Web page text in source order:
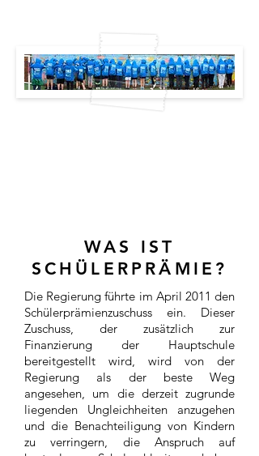
WAS IST
SCHÜLERPRÄMIE?
Die Regierung führte im April 2011 den
Schülerprämienzuschuss ein. Dieser
Zuschuss, der zusätzlich zur
Finanzierung der Hauptschule
bereitgestellt wird, wird von der
Regierung als der beste Weg
angesehen, um die derzeit zugrunde
liegenden Ungleichheiten anzugehen
und die Benachteiligung von Kindern
zu verringern, die Anspruch auf